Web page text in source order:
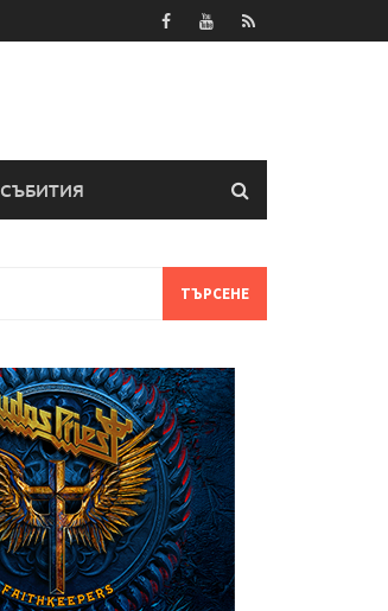
СЪБИТИЯ